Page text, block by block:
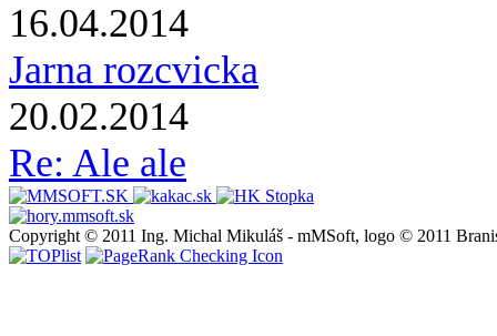
16.04.2014
Jarna rozcvicka
20.02.2014
Re: Ale ale
Copyright © 2011 Ing. Michal Mikuláš - mMSoft, logo © 2011